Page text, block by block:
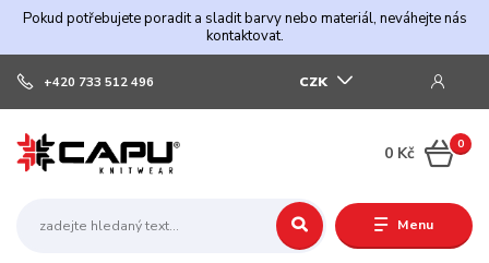
Pokud potřebujete poradit a sladit barvy nebo materiál, neváhejte nás
kontaktovat.
Menu
CZK
+420 733 512 496
0
0 Kč